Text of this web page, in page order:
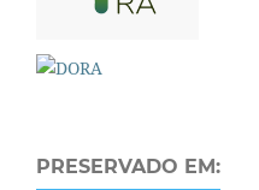
PRESERVADO EM: